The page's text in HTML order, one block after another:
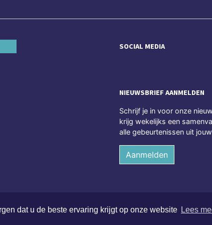
dat u de beste ervaring krijgt op onze website Lees
SOCIAL MEDIA
NIEUWSBRIEF AANMELDEN
Schrijf je in voor onze
krijg wekelijks een
alle gebeurtenissen uit
Aanmelden
voorbehouden